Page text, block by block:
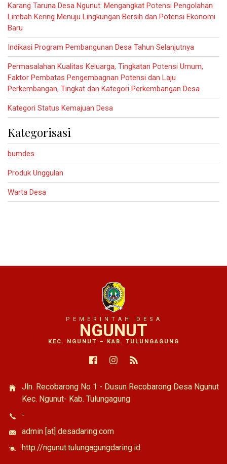
Karang Taruna Desa Ngunut: Mengangkat Potensi Pengolahan
Limbah Kering Menuju Lingkungan Bersih dan Potensi Ekonomi
Baru
Indikasi Program Pembangunan Desa Tahun Selanjutnya
Permasalahan Kualitas Keluarga, Tingkatan Potensi Umum,
Faktor Pembatas Pengembagnan Potensi dan Laju
Perkembangan, Tingkat dan Kategori Perkembangan Desa
Kategori Status Kemajuan Desa
Kategorisasi
bumdes
Produk Unggulan
Warta Desa
PEMERINTAH DESA
NGUNUT
KEC. NGUNUT – KAB. TULUNGAGUNG
FacebookInstagramRSS Feed
Jln. Recobarong No 1 - Dusun Recobarong Desa Ngunut
Kec. Ngunut- Kab. Tulungagung
-
admin [at] desadaring.com
http://ngunut.tulungagungdaring.id